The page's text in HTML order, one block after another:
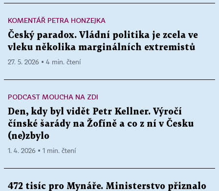
KOMENTÁŘ PETRA HONZEJKA
Český paradox. Vládní politika je zcela ve
vleku několika marginálních extremistů
27. 5. 2026 ▪ 4 min. čtení
PODCAST MOUCHA NA ZDI
Den, kdy byl vidět Petr Kellner. Výročí
čínské šarády na Žofíně a co z ní v Česku
(ne)zbylo
1. 4. 2026 ▪ 1 min. čtení
472 tisíc pro Mynáře. Ministerstvo přiznalo